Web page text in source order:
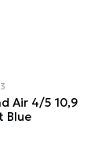
Air 4/5 10,9
Blue